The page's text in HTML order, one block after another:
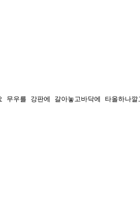
무우를 강판에 갈아놓고바닥에 타올하나